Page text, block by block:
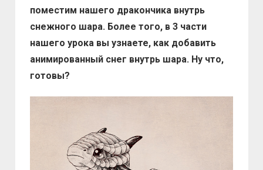
поместим нашего дракончика внутрь
снежного шара. Более того, в 3 части
нашего урока вы узнаете, как добавить
анимированный снег внутрь шара. Ну что,
готовы?